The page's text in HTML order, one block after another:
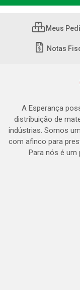
Meus
Notas
A Esperança
distribuição de
indústrias. Somos
com afinco para
Para nós é um